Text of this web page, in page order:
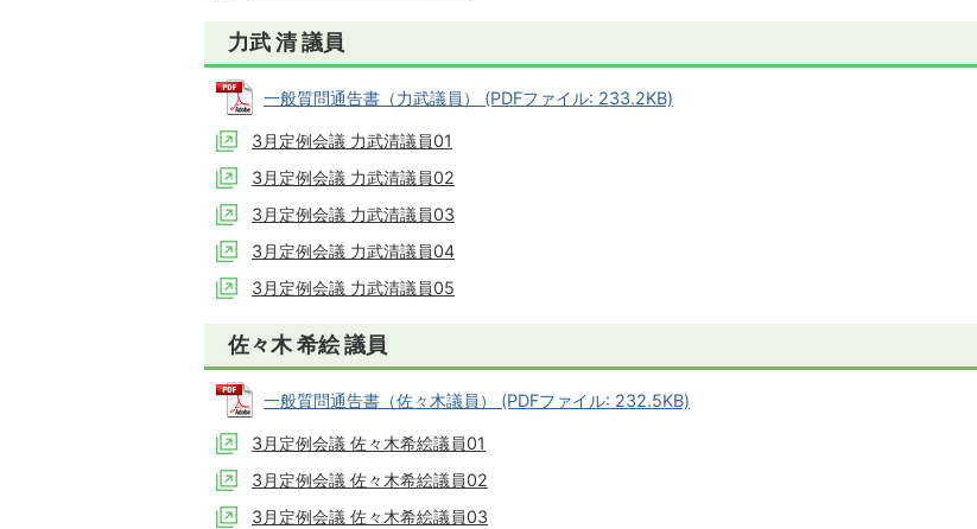
力武 清 議員
一般質問通告書（力武議員） (PDFファイル: 233.2KB)
3月定例会議 力武清議員01
3月定例会議 力武清議員02
3月定例会議 力武清議員03
3月定例会議 力武清議員04
3月定例会議 力武清議員05
佐々木 希絵 議員
一般質問通告書（佐々木議員） (PDFファイル: 232.5KB)
3月定例会議 佐々木希絵議員01
3月定例会議 佐々木希絵議員02
3月定例会議 佐々木希絵議員03